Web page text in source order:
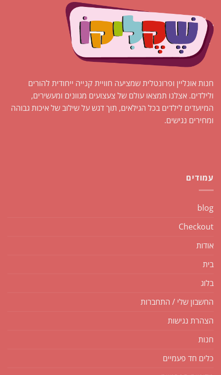
חנות אונליין ופרונטלית שמציעה חוויית קנייה ייחודית להורים
ולילדים. אצלנו תמצאו עולם של צעצועים מגוונים ומעשירים,
המיועדים לילדים בכל הגילאים, תוך דגש על שילוב של איכות גבוהה
ומחירים נגישים.
עמודים
blog
Checkout
אודות
בית
בלוג
החשבון שלי / התחברות
הצהרת נגישות
חנות
כלים חד פעמיים